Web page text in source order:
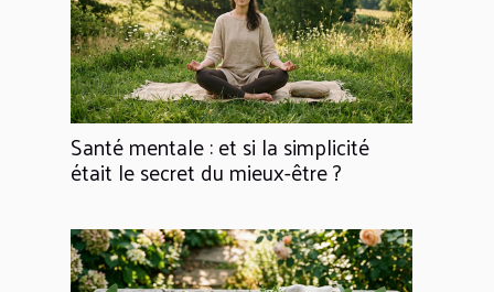
Santé mentale : et si la simplicité
était le secret du mieux-être ?